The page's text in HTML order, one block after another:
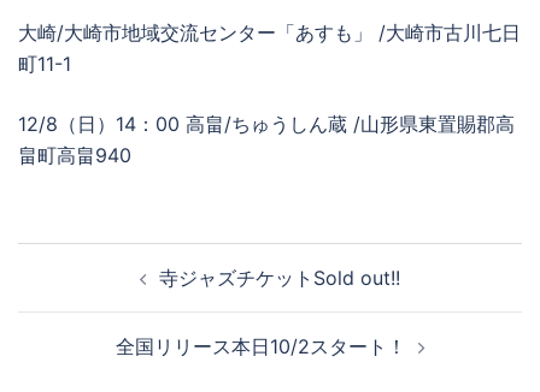
大崎/大崎市地域交流センター「あすも」 /大崎市古川七日
町11-1
12/8（日）14：00 高畠/ちゅうしん蔵 /山形県東置賜郡高
畠町高畠940
寺ジャズチケットSold out!!
全国リリース本日10/2スタート！